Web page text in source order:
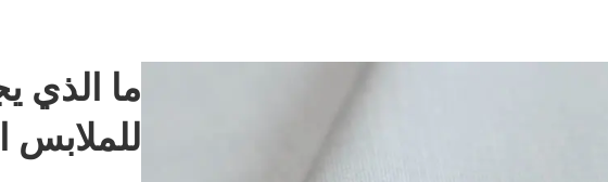
ما الذي
للملابس